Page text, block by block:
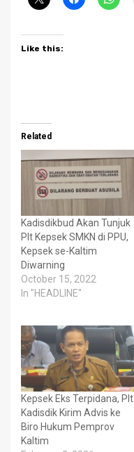
Like this:
Related
Kadisdikbud Akan Tunjuk
Plt Kepsek SMKN di PPU,
Kepsek se-Kaltim
Diwarning
October 15, 2022
In "HEADLINE"
Kepsek Eks Terpidana, Plt
Kadisdik Kirim Advis ke
Biro Hukum Pemprov
Kaltim